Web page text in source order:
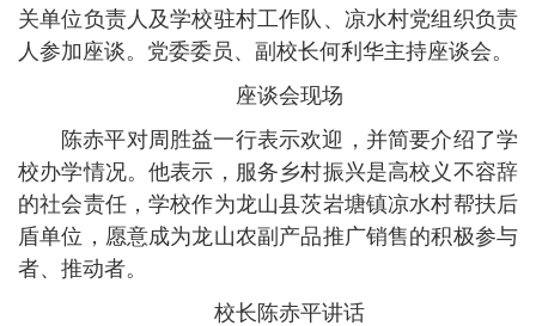
关单位负责人及学校驻村工作队、凉水村党组织负责
人参加座谈。党委委员、副校长何利华主持座谈会。
座谈会现场
陈赤平对周胜益一行表示欢迎，并简要介绍了学
校办学情况。他表示，服务乡村振兴是高校义不容辞
的社会责任，学校作为龙山县茨岩塘镇凉水村帮扶后
盾单位，愿意成为龙山农副产品推广销售的积极参与
者、推动者。
校长陈赤平讲话